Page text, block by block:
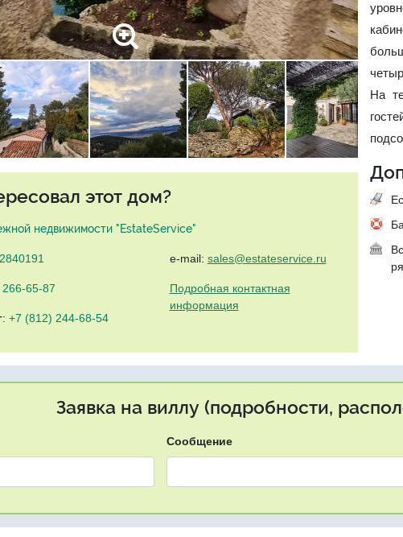
этот дом?
недвижимости "EstateService"
65-87
: +7 (812) 244-68-54
e-mail: sales@estateservice.ru
Подробная контактная
информация
На
Заявка на виллу (подробности,
Сообщение